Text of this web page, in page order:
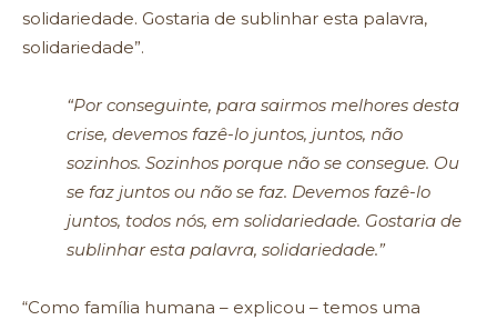
solidariedade. Gostaria de sublinhar esta palavra,
solidariedade”.
“Por conseguinte, para sairmos melhores desta
crise, devemos fazê-lo juntos, juntos, não
sozinhos. Sozinhos porque não se consegue. Ou
se faz juntos ou não se faz. Devemos fazê-lo
juntos, todos nós, em solidariedade. Gostaria de
sublinhar esta palavra, solidariedade.”
“Como família humana – explicou – temos uma